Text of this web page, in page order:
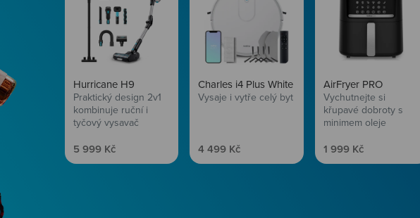
Hurricane H9
Praktický design 2v1
kombinuje ruční i
tyčový vysavač
Prodejní cena
5 999 Kč
Charles i4 Plus White
Vysaje i vytře celý byt
Prodejní cena
4 499 Kč
AirFryer PRO
Vychutnejte si
křupavé dobroty s
minimem oleje
Prodejní cena
1 999 Kč
Péče o vlasy